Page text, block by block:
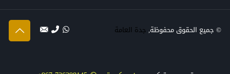
© جميع الحقوق محفوظة, جدة العامة